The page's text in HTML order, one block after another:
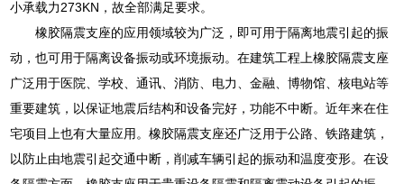
小承载力273KN，故全部满足要求。
橡胶隔震支座的应用领域较为广泛，即可用于隔离地震引起的振
动，也可用于隔离设备振动或环境振动。在建筑工程上橡胶隔震支座
广泛用于医院、学校、通讯、消防、电力、金融、博物馆、核电站等
重要建筑，以保证地震后结构和设备完好，功能不中断。近年来在住
宅项目上也有大量应用。橡胶隔震支座还广泛用于公路、铁路建筑，
以防止由地震引起交通中断，削减车辆引起的振动和温度变形。在设